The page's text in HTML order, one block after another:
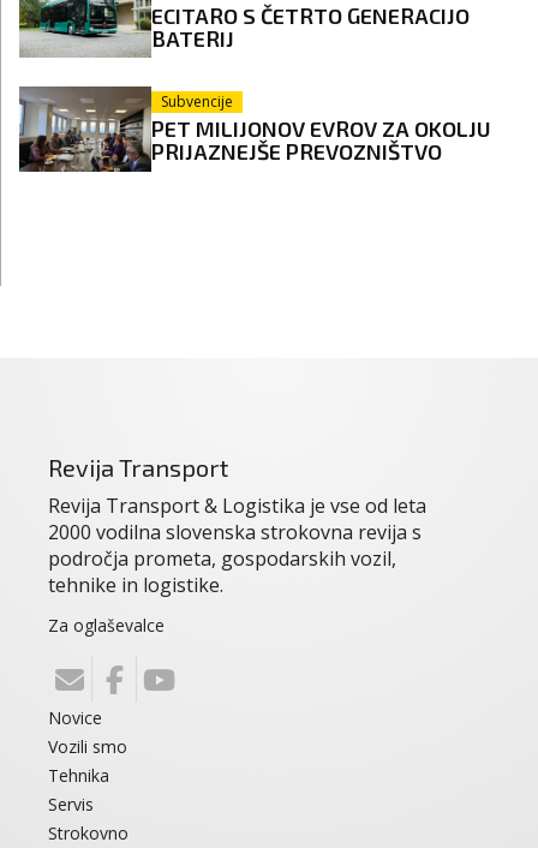
ECITARO S ČETRTO GENERACIJO
BATERIJ
Subvencije
PET MILIJONOV EVROV ZA OKOLJU
PRIJAZNEJŠE PREVOZNIŠTVO
Revija Transport
Revija Transport & Logistika je vse od leta
2000 vodilna slovenska strokovna revija s
področja prometa, gospodarskih vozil,
tehnike in logistike.
Za oglaševalce
Novice
Vozili smo
Tehnika
Servis
Strokovno